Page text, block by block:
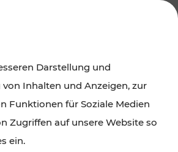
und das Burgenland
Darstellung und
Inhalten und Anzeigen, zur
Funktionen für Soziale Medien
Zugriffen auf unsere Website so
ein.